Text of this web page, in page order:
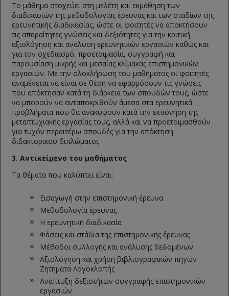
Το μάθημα στοχεύει στη μελέτη και εκμάθηση των
διαδικασιών της μεθοδολογίας έρευνας και των σταδίων της
ερευνητικής διαδικασίας, ώστε οι φοιτητές να αποκτήσουν
τις απαραίτητες γνώσεις και δεξιότητες για την κριτική
αξιολόγηση και ανάλυση ερευνητικών εργασιών καθώς και
για τον σχεδιασμό, προετοιμασία, συγγραφή και
παρουσίαση μικρής και μεσαίας κλίμακας επιστημονικών
εργασιών. Με την ολοκλήρωση του μαθήματος οι φοιτητές
αναμένεται να είναι σε θέση να εφαρμόσουν τις γνώσεις
που απόκτησαν κατά τη διάρκεια των σπουδών τους, ώστε
να μπορούν να ανταποκριθούν άμεσα στα ερευνητικά
προβλήματα που θα ανακύψουν κατά την εκπόνηση της
μεταπτυχιακής εργασίας τους, αλλά και να προετοιμασθούν
για τυχόν περαιτέρω σπουδές για την απόκτηση
διδακτορικού διπλώματος.
3. Αντικείμενο του μαθήματος
Τα θέματα που καλύπτει είναι:
Εισαγωγή στην επιστημονική έρευνα
Μεθοδολογία έρευνας
Η ερευνητική διαδικασία
Φάσεις και στάδια της επιστημονικής έρευνας
Μέθοδοι συλλογής και ανάλυσης δεδομένων
Αξιολόγηση και χρήση βιβλιογραφικών πηγών –
Ζητήματα Λογοκλοπής
Ανάπτυξη δεξιοτήτων συγγραφής επιστημονικών
εργασιών